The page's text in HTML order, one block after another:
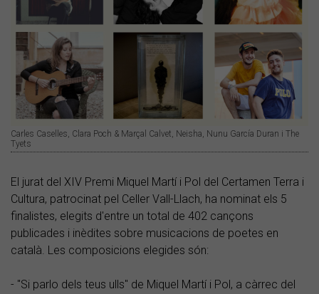
Carles Caselles, Clara Poch & Marçal Calvet, Neisha, Nunu García Duran i The
Tyets
El jurat del XIV Premi Miquel Martí i Pol del Certamen Terra i
Cultura, patrocinat pel Celler Vall-Llach, ha nominat els 5
finalistes, elegits d'entre un total de 402 cançons
publicades i inèdites sobre musicacions de poetes en
català. Les composicions elegides són:
- "Si parlo dels teus ulls" de Miquel Martí i Pol, a càrrec del